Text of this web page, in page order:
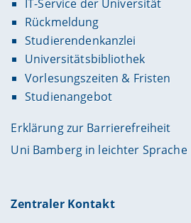
IT-Service der Universität
Rückmeldung
Studierendenkanzlei
Universitätsbibliothek
Vorlesungszeiten & Fristen
Studienangebot
Erklärung zur Barrierefreiheit
Uni Bamberg in leichter Sprache
Zentraler Kontakt